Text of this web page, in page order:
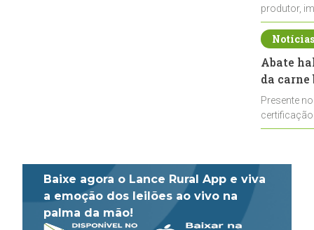
produtor,
de leite cru
Abate
da
Presente
Baixe agora o Lance Rural App e viva
a emoção dos leilões ao vivo na
palma da mão!